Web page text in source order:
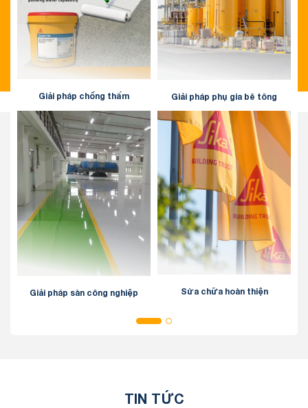
Giải pháp chống thấm Giải pháp phụ gia bê tông
Giải pháp sàn công nghiệp Sửa chữa hoàn thiện
TIN TỨC